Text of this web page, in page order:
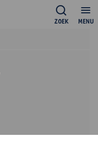
MENU
ZOEK